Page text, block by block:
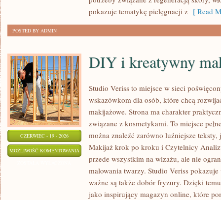
pokazuje tematykę pielęgnacji z [ Read
POSTED BY ADMIN
CZERWIEC - 19 - 2026
MOŻLIWOŚĆ KOMENTOWANIA
KREATYWNY
MAKIJAŻ
DIY i kreatywny
Studio Veriss to miejsce w sieci
wskazówkom dla osób, które chcą
makijażowe. Strona ma charakter
związane z kosmetykami. To miejsce
można znaleźć zarówno luźniejsze
Makijaż krok po kroku i Czytelnicy
przede wszystkim na wizażu, ale nie
malowania twarzy. Studio Veriss
ważne są także dobór fryzury. Dzięki
jako inspirujący magazyn online, które